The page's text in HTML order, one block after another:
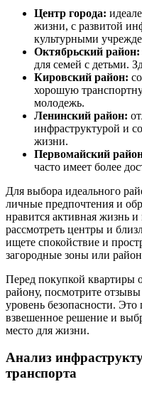
Центр города:
жизни, с развитой
культурными
Октябрьский район:
для семей с детьми.
Кировский район:
хорошую
молодежь.
Ленинский район:
инфраструктурой и
жизни.
Первомайский
часто имеет более
Для выбора идеального
личные предпочтения и
нравится активная жизнь
рассмотреть центры и
ищете спокойствие и
загородные зоны или
Перед покупкой квартиры
району, посмотрите
уровень безопасности.
взвешенное решение и
место для жизни.
Анализ
транспорта